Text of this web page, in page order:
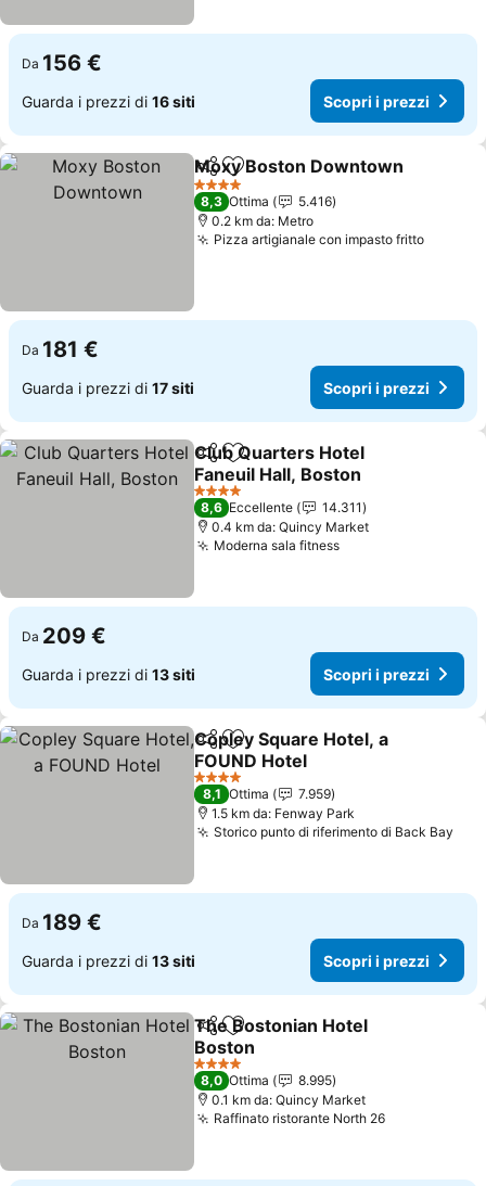
Da 156 €
Guarda i prezzi di 16 siti Scopri i prezzi
CondividiAggiungi ai preferiti
Moxy Boston Downtown
4 Stelle
8,3 Ottima
5.416
0.2 km da: Metro
Pizza artigianale con impasto fritto
Da 181 €
Guarda i prezzi di 17 siti Scopri i prezzi
CondividiAggiungi ai preferiti
Club Quarters Hotel
Faneuil Hall, Boston
4 Stelle
8,6 Eccellente
14.311
0.4 km da: Quincy Market
Moderna sala fitness
Da 209 €
Guarda i prezzi di 13 siti Scopri i prezzi
CondividiAggiungi ai preferiti
Copley Square Hotel, a
FOUND Hotel
4 Stelle
8,1 Ottima
7.959
1.5 km da: Fenway Park
Storico punto di riferimento di Back Bay
Da 189 €
Guarda i prezzi di 13 siti Scopri i prezzi
CondividiAggiungi ai preferiti
The Bostonian Hotel
Boston
4 Stelle
8,0 Ottima
8.995
0.1 km da: Quincy Market
Raffinato ristorante North 26